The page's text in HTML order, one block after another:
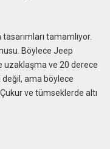
tamamlıyor.
Böylece Jeep
uzaklaşma ve 20 derece
değil, ama böylece
ve tümseklerde altı